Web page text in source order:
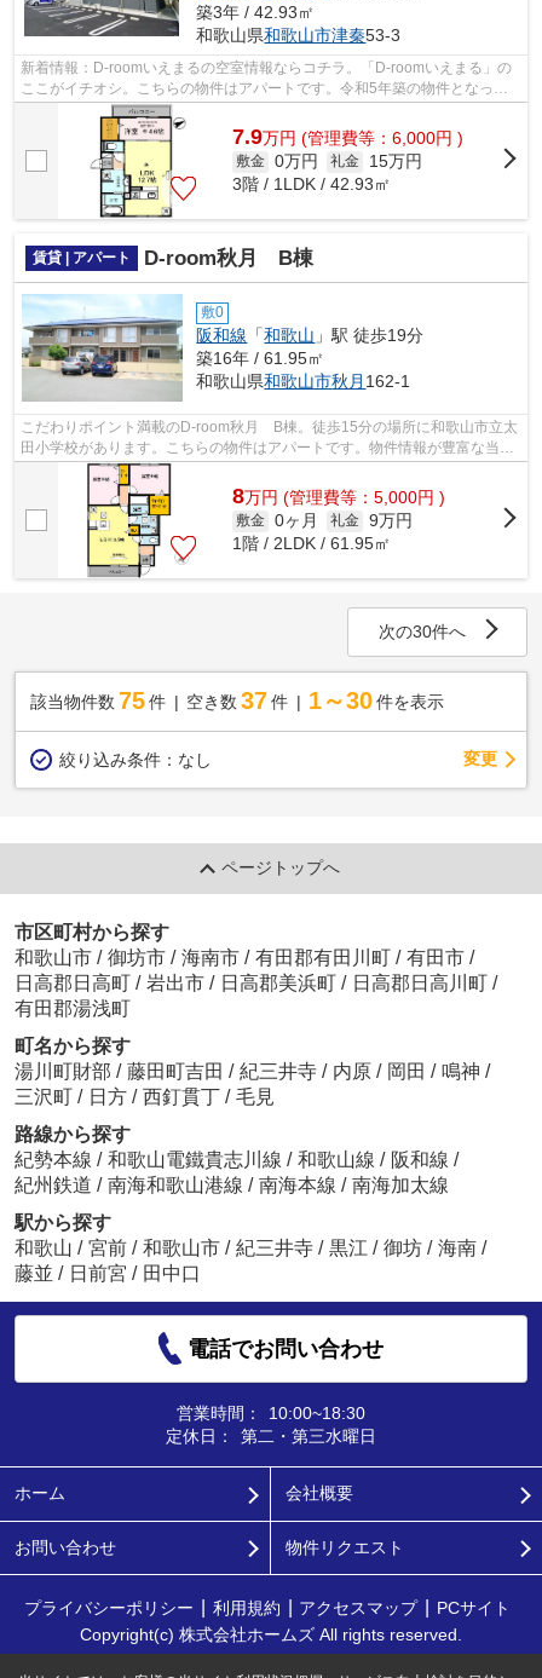
築3年 / 42.93㎡
和歌山県和歌山市津秦53-3
新着情報：D-roomいえまるの空室情報ならコチラ。「D-roomいえまる」の
ここがイチオシ。こちらの物件はアパートです。令和5年築の物件となって
おり、きれいな室内が魅力となっています...
7.9万円 (管理費等：6,000円 )
敷金 0万円 礼金
15万円
3階 / 1LDK / 42.93㎡
賃貸 | アパート D-room秋月 B棟
敷0
阪和線 「和歌山 」駅 徒歩19分
築16年 / 61.95㎡
和歌山県和歌山市秋月 162-1
こだわりポイント満載のD-room秋月 B棟。徒歩15分の場所に和歌山市立太
田小学校があります。こちらの物件はアパートです。物件情報が豊富な当社
には、経験豊かなスタッフが多数在籍し...
8万円 (管理費等：5,000円 )
敷金 0ヶ月 礼金 9万円
1階 / 2LDK / 61.95㎡
次の30件へ
該当物件数 75件 空き数 37 件 1～30 件を表示
絞り込み条件： なし 変更
ページトップへ
市区町村から探す
和歌山市 / 御坊市 / 海南市 / 有田郡有田川町 / 有田市 /
日高郡日高町 / 岩出市 / 日高郡美浜町 / 日高郡日高川町 /
有田郡湯浅町
町名から探す
湯川町財部 / 藤田町吉田 / 紀三井寺 / 内原 / 岡田 / 鳴神 /
三沢町 / 日方 / 西釘貫丁 / 毛見
路線から探す
紀勢本線 / 和歌山電鐵貴志川線 / 和歌山線 / 阪和線 /
紀州鉄道 / 南海和歌山港線 / 南海本線 / 南海加太線
駅から探す
和歌山 / 宮前 / 和歌山市 / 紀三井寺 / 黒江 / 御坊 / 海南 /
藤並 / 日前宮 / 田中口
電話でお問い合わせ
営業時間：
10:00~18:30
定休日：
第二・第三水曜日
ホーム 会社概要
お問い合わせ 物件リクエスト
プライバシーポリシー 利用規約 アクセスマップ
PCサイト
Copyright(c) 株式会社ホームズ All rights reserved.